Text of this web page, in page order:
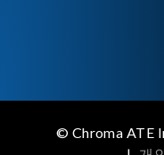
© Chroma ATE